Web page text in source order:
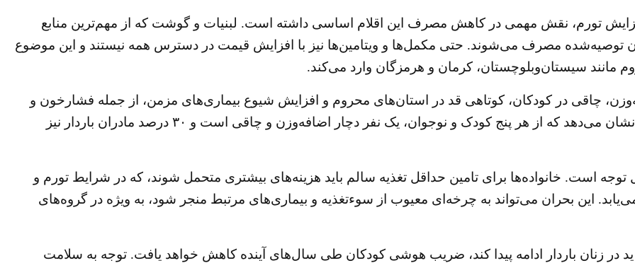
تورم، نقش مهمی در کاهش مصرف این اقلام اساسی داشته است. لبنیات و گوشت که از مهم‌ترین منابع
توصیه‌شده مصرف می‌شوند. حتی مکمل‌ها و ویتامین‌ها نیز با افزایش قیمت در دسترس همه نیستند و این موضوع
سیستان‌وبلوچستان، کرمان و هرمزگان وارد می‌کند.
چاقی در کودکان، کوتاهی قد در استان‌های محروم و افزایش شیوع بیماری‌های مزمن، از جمله فشارخون و
دیابت، همگی با الگو‌های تغذیه‌ای مرتبط هستند. تحقیقات نشان می‌دهد که از هر پنج کودک و نوجوان، یک نفر دچار اضافه‌وزن و چاقی است و ۳۰ درصد مادران باردار نیز
توجه است. خانواده‌ها برای تامین حداقل تغذیه سالم باید هزینه‌های بیشتری متحمل شوند، که در شرایط تورم و
این بحران می‌تواند به چرخه‌ای معیوب از سوءتغذیه و بیماری‌های مرتبط منجر شود، به ویژه در گروه‌های
زنان باردار ادامه پیدا کند، ضریب هوشی کودکان طی سال‌های آینده کاهش خواهد یافت. توجه به سلامت